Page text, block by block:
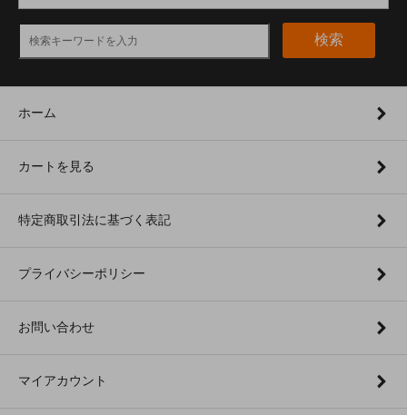
検索
ホーム
カートを見る
特定商取引法に基づく表記
プライバシーポリシー
お問い合わせ
マイアカウント